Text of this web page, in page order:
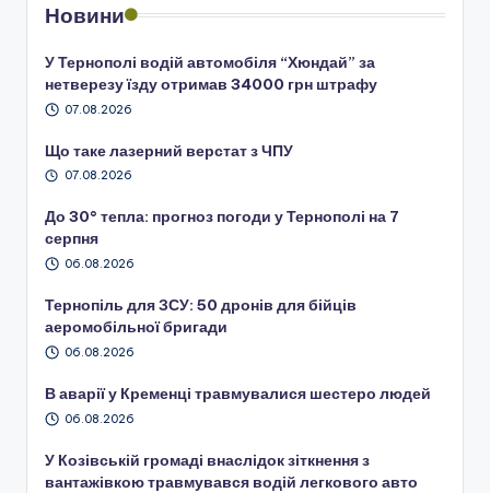
Новини
У Тернополі водій автомобіля “Хюндай” за
нетверезу їзду отримав 34000 грн штрафу
07.08.2026
Що таке лазерний верстат з ЧПУ
07.08.2026
До 30° тепла: прогноз погоди у Тернополі на 7
серпня
06.08.2026
Тернопіль для ЗСУ: 50 дронів для бійців
аеромобільної бригади
06.08.2026
В аварії у Кременці травмувалися шестеро людей
06.08.2026
У Козівській громаді внаслідок зіткнення з
вантажівкою травмувався водій легкового авто